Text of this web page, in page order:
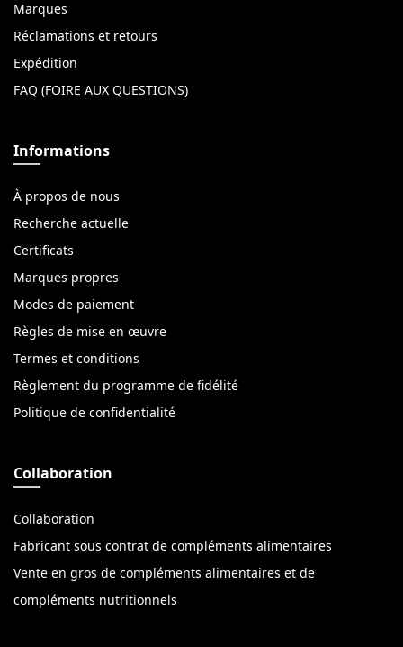
Marques
Réclamations et retours
Expédition
FAQ (FOIRE AUX QUESTIONS)
Informations
À propos de nous
Recherche actuelle
Certificats
Marques propres
Modes de paiement
Règles de mise en œuvre
Termes et conditions
Règlement du programme de fidélité
Politique de confidentialité
Collaboration
Collaboration
Fabricant sous contrat de compléments alimentaires
Vente en gros de compléments alimentaires et de
compléments nutritionnels